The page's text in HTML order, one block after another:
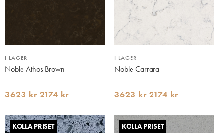
I LAGER
Noble Athos Brown
3623 kr 2174 kr
I LAGER
Noble Carrara
3623 kr 2174 kr
KOLLA PRISET KOLLA PRISET